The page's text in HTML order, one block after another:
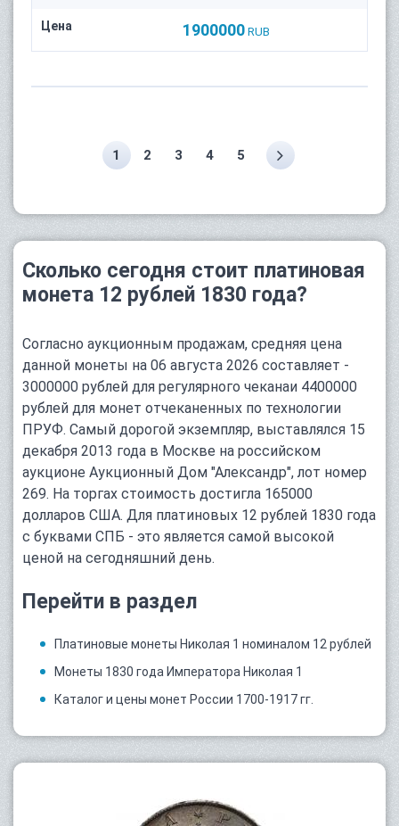
Цена 1900000 RUB
1 2 3 4 5
Сколько сегодня стоит платиновая
монета 12 рублей 1830 года?
Согласно аукционным продажам, средняя цена
данной монеты на 06 августа 2026 составляет -
3000000 рублей для регулярного чеканаи 4400000
рублей для монет отчеканенных по технологии
ПРУФ. Самый дорогой экземпляр, выставлялся 15
декабря 2013 года в Москве на российском
аукционе Аукционный Дом "Александр", лот номер
269. На торгах стоимость достигла 165000
долларов США. Для платиновых 12 рублей 1830 года
с буквами СПБ - это является самой высокой
ценой на сегодняшний день.
Перейти в раздел
Платиновые монеты Николая 1 номиналом 12 рублей
Монеты 1830 года Императора Николая 1
Каталог и цены монет России 1700-1917 гг.